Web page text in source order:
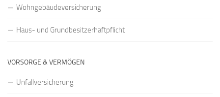
Wohngebäudeversicherung
Haus- und Grundbesitzerhaftpflicht
VORSORGE & VERMÖGEN
Unfallversicherung